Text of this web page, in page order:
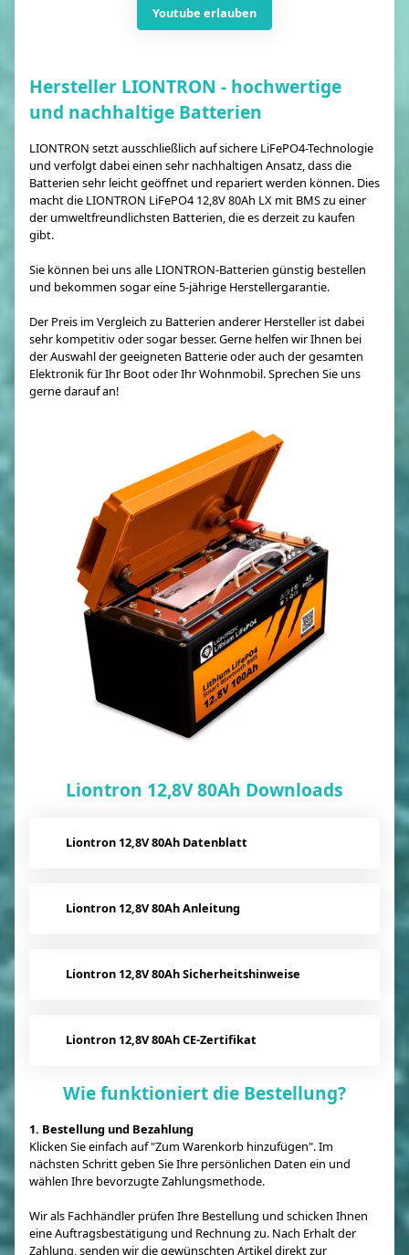
Youtube erlauben
Hersteller LIONTRON - hochwertige
und nachhaltige Batterien
LIONTRON setzt ausschließlich auf sichere LiFePO4-Technologie
und verfolgt dabei einen sehr nachhaltigen Ansatz, dass die
Batterien sehr leicht geöffnet und repariert werden können. Dies
macht die LIONTRON LiFePO4 12,8V 80Ah LX mit BMS zu einer
der umweltfreundlichsten Batterien, die es derzeit zu kaufen
gibt.
Sie können bei uns alle LIONTRON-Batterien günstig bestellen
und bekommen sogar eine 5-jährige Herstellergarantie.
Der Preis im Vergleich zu Batterien anderer Hersteller ist dabei
sehr kompetitiv oder sogar besser. Gerne helfen wir Ihnen bei
der Auswahl der geeigneten Batterie oder auch der gesamten
Elektronik für Ihr Boot oder Ihr Wohnmobil. Sprechen Sie uns
gerne darauf an!
Liontron 12,8V 80Ah Downloads
Liontron 12,8V 80Ah Datenblatt
Liontron 12,8V 80Ah Anleitung
Liontron 12,8V 80Ah Sicherheitshinweise
Liontron 12,8V 80Ah CE-Zertifikat
Wie funktioniert die Bestellung?
1. Bestellung und Bezahlung
Klicken Sie einfach auf "Zum Warenkorb hinzufügen". Im
nächsten Schritt geben Sie Ihre persönlichen Daten ein und
wählen Ihre bevorzugte Zahlungsmethode.
Wir als Fachhändler prüfen Ihre Bestellung und schicken Ihnen
eine Auftragsbestätigung und Rechnung zu. Nach Erhalt der
Zahlung, senden wir die gewünschten Artikel direkt zur